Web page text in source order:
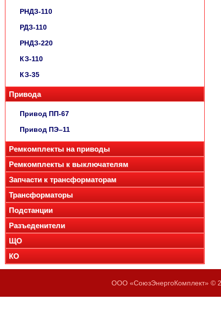
РНДЗ-110
РДЗ-110
РНДЗ-220
КЗ-110
КЗ-35
Привода
Привод ПП-67
Привод ПЭ–11
Ремкомплекты на приводы
Ремкомплекты к выключателям
Запчасти к трансформаторам
Трансформаторы
Подстанции
Разъеденители
ЩО
КО
ООО «СоюзЭнергоКомплект» ©